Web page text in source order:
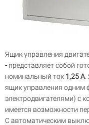
Ящик управления
-представляет собой
номинальный ток 1,25 А
ящик управления
электродвигателями) с
имеется возможности
С автоматическим